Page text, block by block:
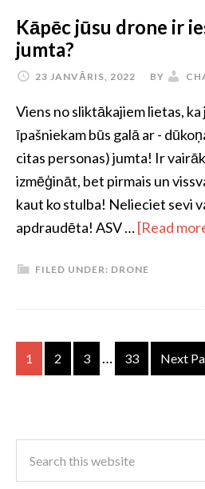
Kāpēc jūsu drone ir
jumta?
23 JANVĀRIS, 2022 BY
Viens no sliktākajiem lietas,
īpašniekam būs galā ar -
citas personas) jumta! Ir
izmēģināt, bet pirmais un
kaut ko stulba! Nelieciet sevi
apdraudēta! ASV …[Read
FILED UNDER: DRONE
1 2 3 … 33 Next